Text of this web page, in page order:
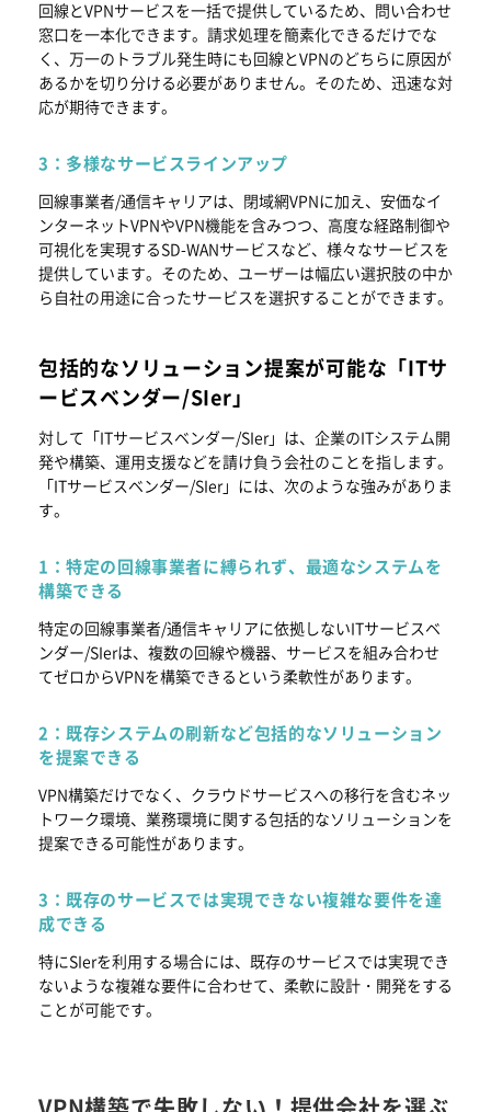
回線とVPNサービスを一括で提供しているため、問い合わせ
窓口を一本化できます。請求処理を簡素化できるだけでな
く、万一のトラブル発生時にも回線とVPNのどちらに原因が
あるかを切り分ける必要がありません。そのため、迅速な対
応が期待できます。
3：多様なサービスラインアップ
回線事業者/通信キャリアは、閉域網VPNに加え、安価なイ
ンターネットVPNやVPN機能を含みつつ、高度な経路制御や
可視化を実現するSD-WANサービスなど、様々なサービスを
提供しています。そのため、ユーザーは幅広い選択肢の中か
ら自社の用途に合ったサービスを選択することができます。
包括的なソリューション提案が可能な「ITサ
ービスベンダー/SIer」
対して「ITサービスベンダー/SIer」は、企業のITシステム開
発や構築、運用支援などを請け負う会社のことを指します。
「ITサービスベンダー/SIer」には、次のような強みがありま
す。
1：特定の回線事業者に縛られず、最適なシステムを
構築できる
特定の回線事業者/通信キャリアに依拠しないITサービスベ
ンダー/SIerは、複数の回線や機器、サービスを組み合わせ
てゼロからVPNを構築できるという柔軟性があります。
2：既存システムの刷新など包括的なソリューション
を提案できる
VPN構築だけでなく、クラウドサービスへの移行を含むネッ
トワーク環境、業務環境に関する包括的なソリューションを
提案できる可能性があります。
3：既存のサービスでは実現できない複雑な要件を達
成できる
特にSIerを利用する場合には、既存のサービスでは実現でき
ないような複雑な要件に合わせて、柔軟に設計・開発をする
ことが可能です。